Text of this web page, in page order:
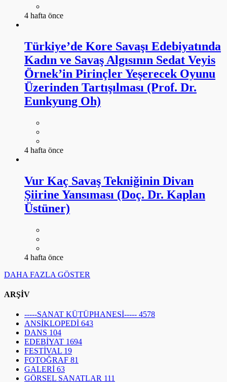
4 hafta önce
Türkiye’de Kore Savaşı Edebiyatında
Kadın ve Savaş Algısının Sedat Veyis
Örnek’in Pirinçler Yeşerecek Oyunu
Üzerinden Tartışılması (Prof. Dr.
Eunkyung Oh)
4 hafta önce
Vur Kaç Savaş Tekniğinin Divan
Şiirine Yansıması (Doç. Dr. Kaplan
Üstüner)
4 hafta önce
DAHA FAZLA GÖSTER
ARŞİV
-----SANAT KÜTÜPHANESİ----- 4578
ANSİKLOPEDİ 643
DANS 104
EDEBİYAT 1694
FESTİVAL 19
FOTOĞRAF 81
GALERİ 63
GÖRSEL SANATLAR 111